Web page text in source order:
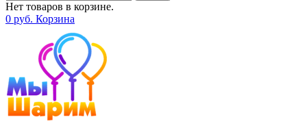
Нет товаров в корзине.
0 руб. Корзина